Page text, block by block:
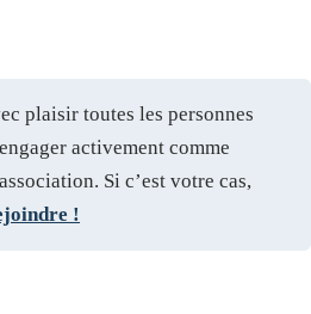
plaisir toutes les personnes
activement comme
Si c’est votre cas,
!